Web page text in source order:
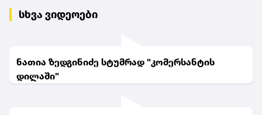
სხვა ვიდეოები
ნათია ზედგინიძე სტუმრად "კომერსანტის
დილაში"